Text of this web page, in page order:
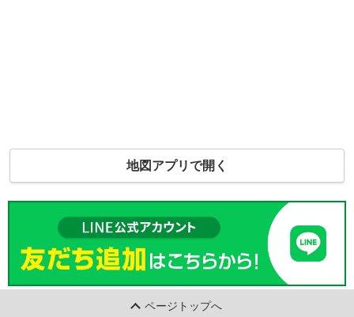
地図アプリで開く
ページトップへ